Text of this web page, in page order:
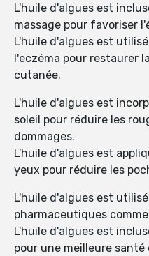
L'huile d'algues est
massage pour favoriser
L'huile d'algues est
l'eczéma pour restaurer
cutanée.
L'huile d'algues est
soleil pour réduire les
dommages.
L'huile d'algues est
yeux pour réduire les
L'huile d'algues est
pharmaceutiques
L'huile d'algues est
pour une meilleure santé